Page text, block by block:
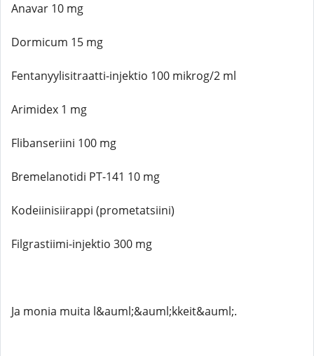
Anavar 10 mg
Dormicum 15 mg
Fentanyylisitraatti-injektio 100 mikrog/2 ml
Arimidex 1 mg
Flibanseriini 100 mg
Bremelanotidi PT-141 10 mg
Kodeiinisiirappi (prometatsiini)
Filgrastiimi-injektio 300 mg
Ja monia muita l&auml;&auml;kkeit&auml;.